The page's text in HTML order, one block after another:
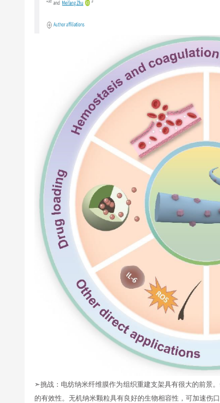
➣挑战：电纺纳米纤维膜作为组织重建支架具有很大的前景
的有效性。无机纳米颗粒具有良好的生物相容性，可加速伤